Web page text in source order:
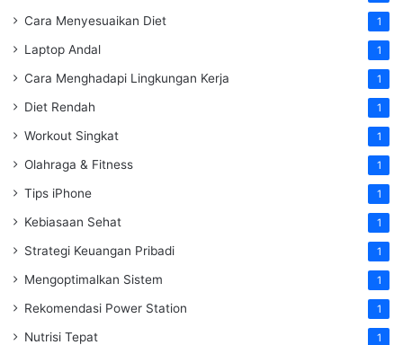
Cara Menyesuaikan Diet 1
Laptop Andal 1
Cara Menghadapi Lingkungan Kerja 1
Diet Rendah 1
Workout Singkat 1
Olahraga & Fitness 1
Tips iPhone 1
Kebiasaan Sehat 1
Strategi Keuangan Pribadi 1
Mengoptimalkan Sistem 1
Rekomendasi Power Station 1
Nutrisi Tepat 1